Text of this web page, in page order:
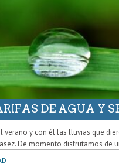
DE AGUA Y
verano y con él las lluvias que
De momento disfrutamos de